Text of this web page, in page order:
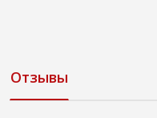
Отзывы